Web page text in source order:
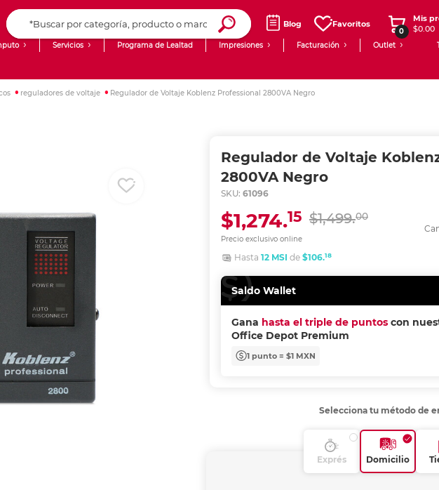
Blog Favoritos
0
Mis
$0.00
Servicios Programa de Lealtad Impresiones Facturación Outlet
reguladores de voltaje Regulador de Voltaje Koblenz Professional 2800VA Negro
Regulador de Voltaje
2800VA Negro
SKU: 61096
Precio exclusivo online
$1,499.00
$1,274.15
Hasta 12 MSI de $106.18
Saldo Wallet
Gana hasta el triple de puntos con
Office Depot Premium
1 punto = $1 MXN
Selecciona tu método de
Exprés Domicilio